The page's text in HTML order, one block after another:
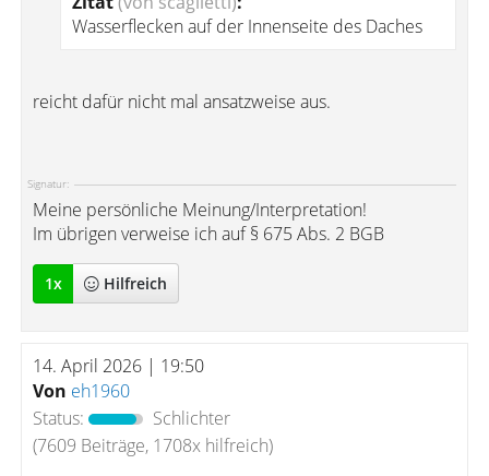
Wasserflecken auf der Innenseite des Daches
reicht dafür nicht mal ansatzweise aus.
Signatur:
Meine persönliche Meinung/Interpretation!
Im übrigen verweise ich auf § 675 Abs. 2 BGB
1x Hilfreich
14. April 2026 | 19:50
Von eh1960
Status:
Schlichter
(7609 Beiträge, 1708x hilfreich)